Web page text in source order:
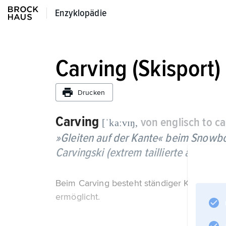
Enzyklopädie
Enzyklopädie
Carving (Skisport)
Drucken
Carving [ˈkaːvɪŋ, von englisch to
»Gleiten auf der Kante« beim
Carvingski (extrem taillierte alpine
Beim Carving besteht ständiger
ermöglicht.